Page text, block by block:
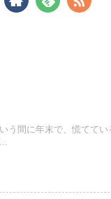
う間に年末で、慌てて